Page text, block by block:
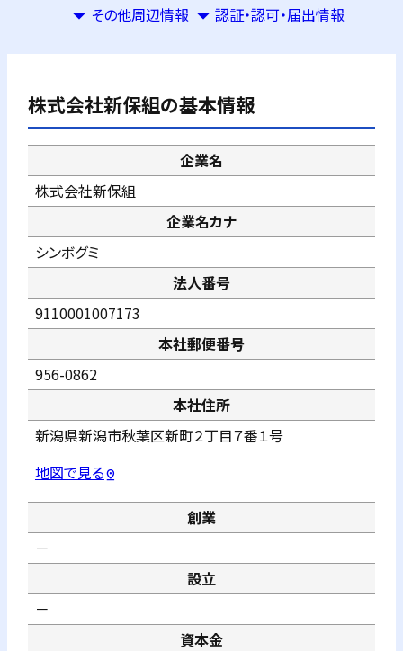
その他周辺情報 認証・認可・届出情報
株式会社新保組の基本情報
企業名
株式会社新保組
企業名カナ
シンボグミ
法人番号
9110001007173
本社郵便番号
956-0862
本社住所
新潟県新潟市秋葉区新町２丁目７番１号
地図で見るpin_drop
創業
－
設立
－
資本金